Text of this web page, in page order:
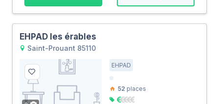
EHPAD les érables
Saint-Prouant 85110
EHPAD
52 places